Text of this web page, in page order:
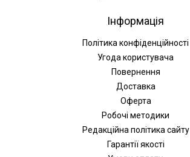
Інформація
Політика конфіденційності
Угода користувача
Повернення
Доставка
Оферта
Робочі методики
Редакційна політика сайту
Гарантії якості